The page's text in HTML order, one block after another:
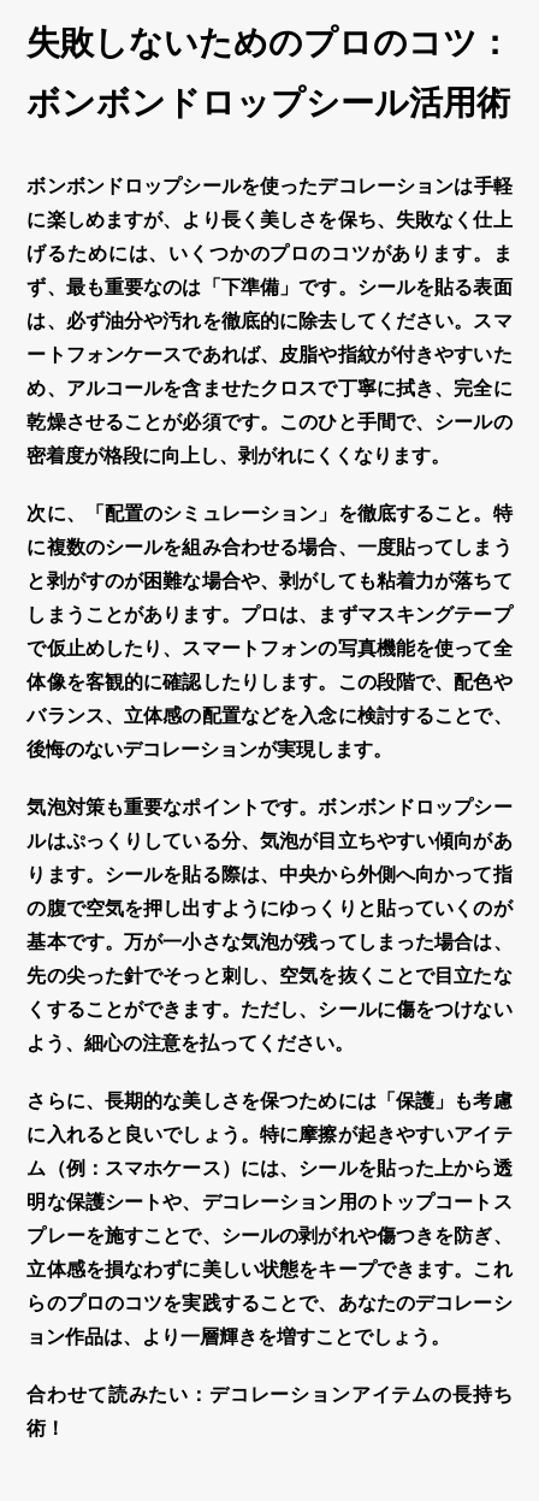
失敗しないためのプロのコツ：
ボンボンドロップシール活用術
ボンボンドロップシールを使ったデコレーションは手軽
に楽しめますが、より長く美しさを保ち、失敗なく仕上
げるためには、いくつかのプロのコツがあります。ま
ず、最も重要なのは「下準備」です。シールを貼る表面
は、必ず油分や汚れを徹底的に除去してください。スマ
ートフォンケースであれば、皮脂や指紋が付きやすいた
め、アルコールを含ませたクロスで丁寧に拭き、完全に
乾燥させることが必須です。このひと手間で、シールの
密着度が格段に向上し、剥がれにくくなります。
次に、「配置のシミュレーション」を徹底すること。特
に複数のシールを組み合わせる場合、一度貼ってしまう
と剥がすのが困難な場合や、剥がしても粘着力が落ちて
しまうことがあります。プロは、まずマスキングテープ
で仮止めしたり、スマートフォンの写真機能を使って全
体像を客観的に確認したりします。この段階で、配色や
バランス、立体感の配置などを入念に検討することで、
後悔のないデコレーションが実現します。
気泡対策も重要なポイントです。ボンボンドロップシー
ルはぷっくりしている分、気泡が目立ちやすい傾向があ
ります。シールを貼る際は、中央から外側へ向かって指
の腹で空気を押し出すようにゆっくりと貼っていくのが
基本です。万が一小さな気泡が残ってしまった場合は、
先の尖った針でそっと刺し、空気を抜くことで目立たな
くすることができます。ただし、シールに傷をつけない
よう、細心の注意を払ってください。
さらに、長期的な美しさを保つためには「保護」も考慮
に入れると良いでしょう。特に摩擦が起きやすいアイテ
ム（例：スマホケース）には、シールを貼った上から透
明な保護シートや、デコレーション用のトップコートス
プレーを施すことで、シールの剥がれや傷つきを防ぎ、
立体感を損なわずに美しい状態をキープできます。これ
らのプロのコツを実践することで、あなたのデコレーシ
ョン作品は、より一層輝きを増すことでしょう。
合わせて読みたい：デコレーションアイテムの長持ち
術！